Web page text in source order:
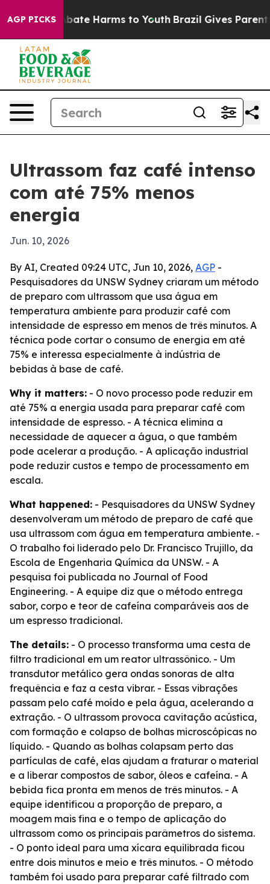
AGP PICKS
to Abate Harms to Youth Brazil Gives Parents
Ultrassom faz café intenso
com até 75% menos
energia
Jun. 10, 2026
By AI, Created 09:24 UTC, Jun 10, 2026, AGP -
Pesquisadores da UNSW Sydney criaram um método
de preparo com ultrassom que usa água em
temperatura ambiente para produzir café com
intensidade de espresso em menos de três minutos. A
técnica pode cortar o consumo de energia em até
75% e interessa especialmente à indústria de
bebidas à base de café.
Why it matters: - O novo processo pode reduzir em
até 75% a energia usada para preparar café com
intensidade de espresso. - A técnica elimina a
necessidade de aquecer a água, o que também
pode acelerar a produção. - A aplicação industrial
pode reduzir custos e tempo de processamento em
escala.
What happened: - Pesquisadores da UNSW Sydney
desenvolveram um método de preparo de café que
usa ultrassom com água em temperatura ambiente. -
O trabalho foi liderado pelo Dr. Francisco Trujillo, da
Escola de Engenharia Química da UNSW. - A
pesquisa foi publicada no Journal of Food
Engineering. - A equipe diz que o método entrega
sabor, corpo e teor de cafeína comparáveis aos de
um espresso tradicional.
The details: - O processo transforma uma cesta de
filtro tradicional em um reator ultrassônico. - Um
transdutor metálico gera ondas sonoras de alta
frequência e faz a cesta vibrar. - Essas vibrações
passam pelo café moído e pela água, acelerando a
extração. - O ultrassom provoca cavitação acústica,
com formação e colapso de bolhas microscópicas no
líquido. - Quando as bolhas colapsam perto das
partículas de café, elas ajudam a fraturar o material
e a liberar compostos de sabor, óleos e cafeína. - A
bebida fica pronta em menos de três minutos. - A
equipe identificou a proporção de preparo, a
moagem mais fina e o tempo de aplicação do
ultrassom como os principais parâmetros do sistema.
- O ponto ideal para uma xícara equilibrada ficou
entre dois minutos e meio e três minutos. - O método
também foi usado para preparar café filtrado com